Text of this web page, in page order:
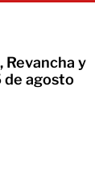
Revancha y
de agosto